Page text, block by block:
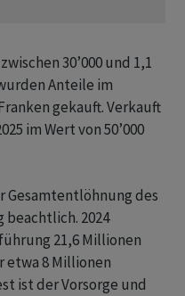
30’000 und 1,1
Anteile im
gekauft. Verkauft
im Wert von 50’000
Gesamtentlöhnung des
beachtlich. 2024
21,6 Millionen
etwa 8 Millionen
ist der Vorsorge und